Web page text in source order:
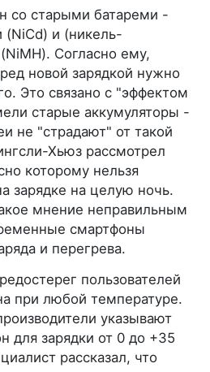
со старыми батареми -
и (никель-
Согласно ему,
новой зарядкой нужно
Это связано с "эффектом
старые аккумуляторы -
не "страдают" от такой
Хьюз рассмотрел
которому нельзя
зарядке на целую ночь.
мнение неправильным
смартфоны
и перегрева.
пользователей
при любой температуре.
указывают
для зарядки от 0 до +35
рассказал, что